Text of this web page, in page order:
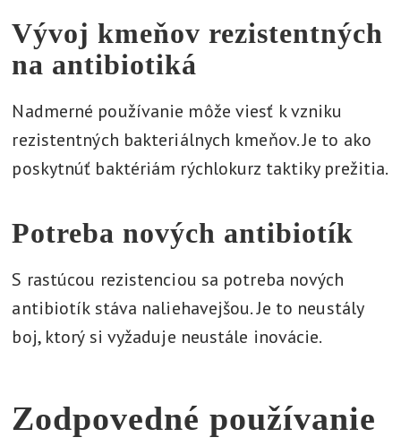
Vývoj kmeňov rezistentných
na antibiotiká
Nadmerné používanie môže viesť k vzniku
rezistentných bakteriálnych kmeňov. Je to ako
poskytnúť baktériám rýchlokurz taktiky prežitia.
Potreba nových antibiotík
S rastúcou rezistenciou sa potreba nových
antibiotík stáva naliehavejšou. Je to neustály
boj, ktorý si vyžaduje neustále inovácie.
Zodpovedné používanie